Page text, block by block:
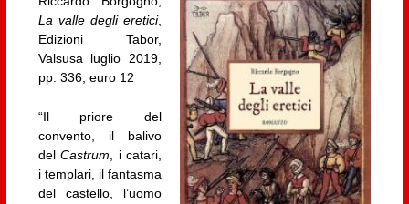
La valle degli eretici,
Edizioni Tabor,
Valsusa luglio 2019,
pp. 336, euro 12
“Il priore del
convento, il balivo
delCastrum , i catari,
i templari, il fantasma
del castello, l’uomo